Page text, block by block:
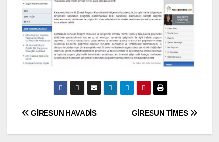
Yazı
gezinmesi
GİRESUN TİMES
GİRESUN HAVADİS